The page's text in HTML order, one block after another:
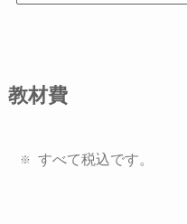
教材費
すべて税込です。